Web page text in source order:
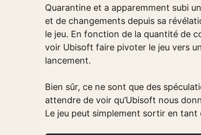
Quarantine et a apparemment subi
et de changements depuis sa
le jeu. En fonction de la quantité de
voir Ubisoft faire pivoter le jeu vers
lancement.
Bien sûr, ce ne sont que des
attendre de voir qu’Ubisoft nous
Le jeu peut simplement sortir en